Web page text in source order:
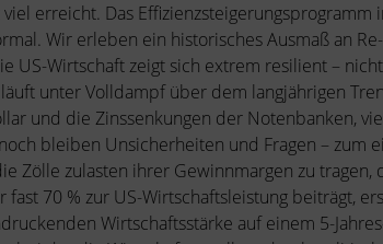
erreicht. Das
Wir erleben ein historisches Ausmaß an
Wirtschaft zeigt sich extrem resilient –
unter Volldampf über dem langjährigen
und die Zinssenkungen der Notenbanken,
bleiben Unsicherheiten und Fragen – zum
Zölle zulasten ihrer Gewinnmargen zu tragen,
70 % zur US-Wirtschaftsleistung beiträgt,
Wirtschaftsstärke auf einem 5-